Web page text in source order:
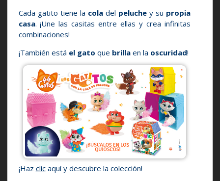
Cada gatito tiene la coladel peluchey su propia
casa. ¡Une las casitas entre ellas y crea infinitas
combinaciones!
¡También está el gato que brillaen la oscuridad!
¡Haz clicaquí y descubre la colección!